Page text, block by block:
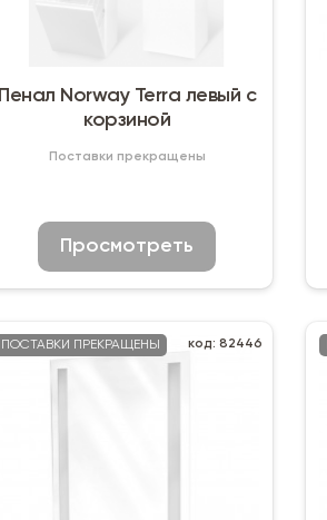
Пенал Norway Terra левый с
корзиной
Поставки прекращены
Просмотреть
ПОСТАВКИ ПРЕКРАЩЕНЫ код: 82446